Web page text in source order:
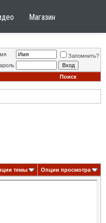
Магазин
Запомнить?
Поиск
темы Опции просмотра